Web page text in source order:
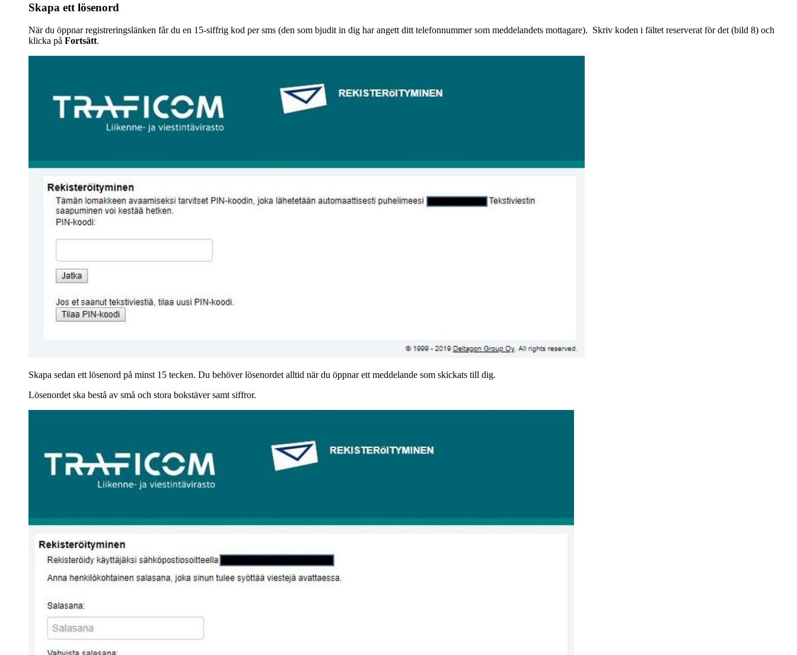
Skapa ett lösenord
När du öppnar registreringslänken får du en 15-siffrig kod per sms (den som bjudit in dig har angett ditt telefonnummer som meddelandets mottagare). Skriv koden i fältet reserverat för det (bild 8) och
klicka på Fortsätt.
Skapa sedan ett lösenord på minst 15 tecken. Du behöver lösenordet alltid när du öppnar ett meddelande som skickats till dig.
Lösenordet ska bestå av små och stora bokstäver samt siffror.